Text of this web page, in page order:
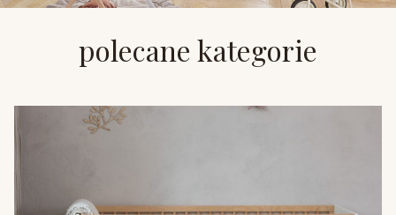
polecane kategorie